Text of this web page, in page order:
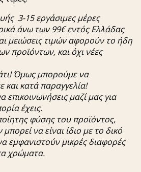
3-15εργάσιμες μέρες
άνω των99€εντός Ελλάδας
μειώσεις τιμών αφορούν το ήδη
προϊόντων, και όχι νέες
!Όμως μπορούμε να
και κατάπαραγγελία!
επικοινωνήσεις μαζί μας για
ορία έχεις.
οίητης φύσης τουπροϊόντος,
μπορεί να είναι ίδιο με το δικό
εμφανιστούν μικρές διαφορές
χρώματα.